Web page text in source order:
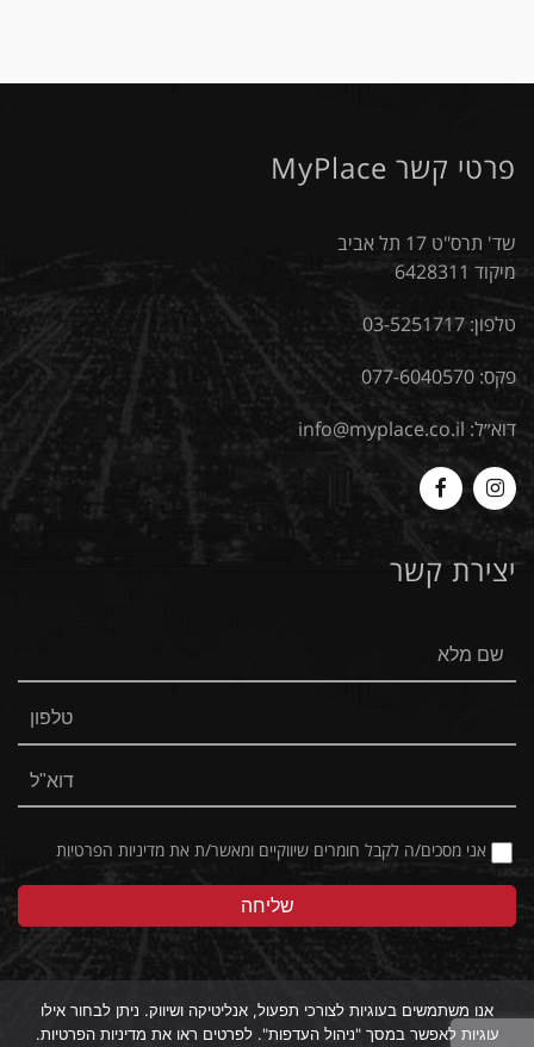
פרטי קשר MyPlace
שד' תרס"ט 17 תל אביב
מיקוד 6428311
טלפון: 03-5251717
פקס: 077-6040570
דוא״ל: info@myplace.co.il
Myplace
-
Instagram
MyPlace
Facebook
יצירת קשר
אני מסכים/ה לקבל חומרים שיווקיים ומאשר/ת את מדיניות הפרטיות
אנו משתמשים בעוגיות לצורכי תפעול, אנליטיקה ושיווק. ניתן לבחור אילו
עוגיות לאפשר במסך "ניהול העדפות". לפרטים ראו את מדיניות הפרטיות.